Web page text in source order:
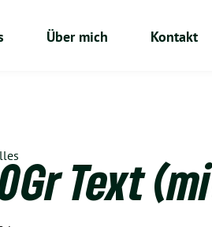
Über mich Kontakt
Text